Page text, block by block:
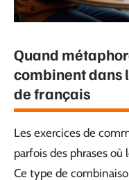
Quand
combinent dans
de français
Les exercices de
parfois des phrases où
Ce type de